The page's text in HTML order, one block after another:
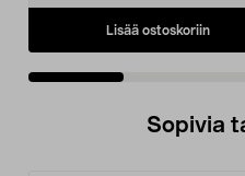
Lisää ostoskoriin
Sopivia